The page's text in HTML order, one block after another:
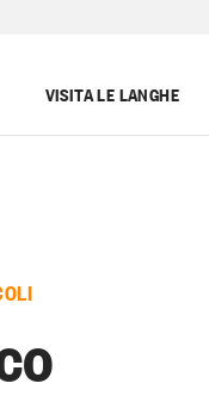
VISITA LE LANGHE